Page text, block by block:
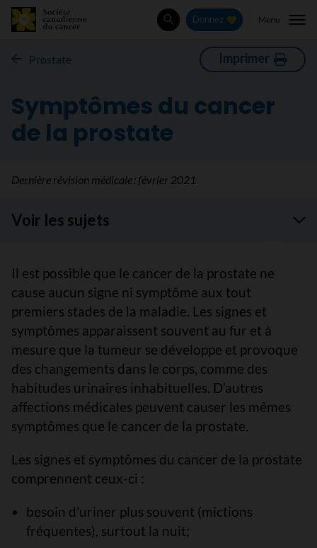
Rechercher
Donnez Menu
Prostate Imprimer
Symptômes du cancer
de la prostate
Dernière révision médicale : février 2021
Voir les sujets
Il est possible que le cancer de la prostate ne
cause aucun signe ni symptôme aux tout
premiers stades de la maladie. Les signes et
symptômes apparaissent souvent au fur et à
mesure que la tumeur se développe et provoque
des changements dans le corps, comme des
habitudes urinaires inhabituelles. D’autres
affections médicales peuvent causer les mêmes
symptômes que le cancer de la prostate.
Les signes et symptômes du cancer de la prostate
comprennent ceux-ci :
besoin d’uriner plus souvent (mictions
fréquentes), surtout la nuit;